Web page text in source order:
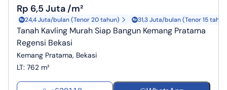
Rp 6,5 Juta /m²
24,4 Juta/bulan (Tenor 20 tahun) 31,3 Juta/bulan (Tenor 15
Tanah Kavling Murah Siap Bangun Kemang Pratama
Regensi Bekasi
Kemang Pratama, Bekasi
LT: 762 m²